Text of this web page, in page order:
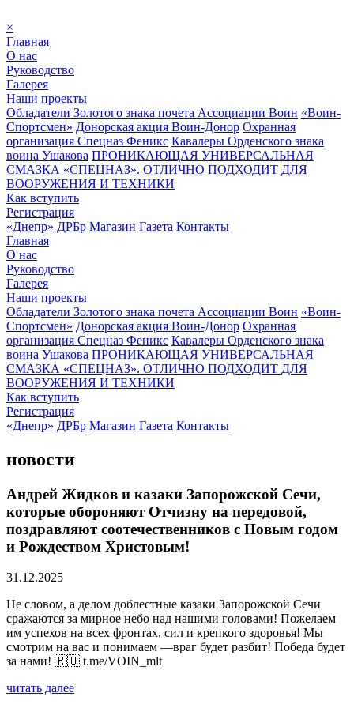
×
Главная
О нас
Руководство
Галерея
Наши проекты
Обладатели Золотого знака почета Ассоциации Воин «Воин-
Спортсмен» Донорская акция Воин-Донор Охранная
организация Спецназ Феникс Кавалеры Орденского знака
воина Ушакова ПРОНИКАЮЩАЯ УНИВЕРСАЛЬНАЯ
СМАЗКА «СПЕЦНАЗ». ОТЛИЧНО ПОДХОДИТ ДЛЯ
ВООРУЖЕНИЯ И ТЕХНИКИ
Как вступить
Регистрация
«Днепр» ДРБр Магазин Газета Контакты
Главная
О нас
Руководство
Галерея
Наши проекты
Обладатели Золотого знака почета Ассоциации Воин «Воин-
Спортсмен» Донорская акция Воин-Донор Охранная
организация Спецназ Феникс Кавалеры Орденского знака
воина Ушакова ПРОНИКАЮЩАЯ УНИВЕРСАЛЬНАЯ
СМАЗКА «СПЕЦНАЗ». ОТЛИЧНО ПОДХОДИТ ДЛЯ
ВООРУЖЕНИЯ И ТЕХНИКИ
Как вступить
Регистрация
«Днепр» ДРБр Магазин Газета Контакты
новости
Андрей Жидков и казаки Запорожской Сечи,
которые обороняют Отчизну на передовой,
поздравляют соотечественников с Новым годом
и Рождеством Христовым!
31.12.2025
Не словом, а делом доблестные казаки Запорожской Сечи
сражаются за мирное небо над нашими головами! Пожелаем
им успехов на всех фронтах, сил и крепкого здоровья! Мы
смотрим на вас и понимаем —враг будет разбит! Победа будет
за нами! 🇷🇺 t.me/VOIN_mlt
читать далее